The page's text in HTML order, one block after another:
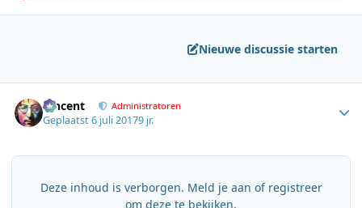
Nieuwe discussie starten
Vincent Administratoren
Geplaatst6 juli 20179 jr.
Deze inhoud is verborgen. Meld je aan of registreer
om deze te bekijken.